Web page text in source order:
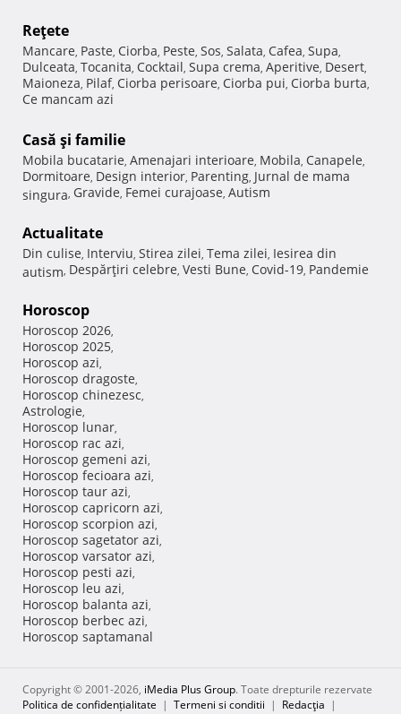
Reţete
Mancare, Paste, Ciorba, Peste, Sos, Salata, Cafea, Supa,
Dulceata, Tocanita, Cocktail, Supa crema, Aperitive, Desert,
Maioneza, Pilaf, Ciorba perisoare, Ciorba pui, Ciorba burta,
Ce mancam azi
Casă şi familie
Mobila bucatarie, Amenajari interioare, Mobila, Canapele,
Dormitoare, Design interior, Parenting, Jurnal de mama
singura, Gravide, Femei curajoase, Autism
Actualitate
Din culise, Interviu, Stirea zilei, Tema zilei, Iesirea din
autism, Despărţiri celebre, Vesti Bune, Covid-19, Pandemie
Horoscop
Horoscop 2026,
Horoscop 2025,
Horoscop azi,
Horoscop dragoste,
Horoscop chinezesc,
Astrologie,
Horoscop lunar,
Horoscop rac azi,
Horoscop gemeni azi,
Horoscop fecioara azi,
Horoscop taur azi,
Horoscop capricorn azi,
Horoscop scorpion azi,
Horoscop sagetator azi,
Horoscop varsator azi,
Horoscop pesti azi,
Horoscop leu azi,
Horoscop balanta azi,
Horoscop berbec azi,
Horoscop saptamanal
Copyright © 2001-2026, iMedia Plus Group. Toate drepturile rezervate
Politica de confidențialitate | Termeni si conditii | Redacţia |